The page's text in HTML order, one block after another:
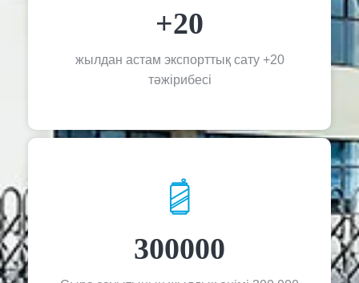
20+
20+ жылдан астам экспорттық сату
тәжірибесі
300000